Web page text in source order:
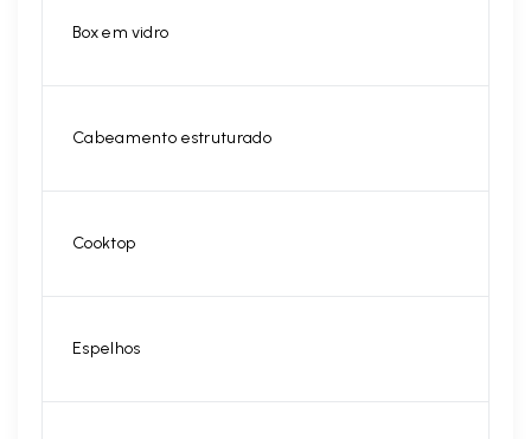
Box em vidro
Cabeamento estruturado
Cooktop
Espelhos